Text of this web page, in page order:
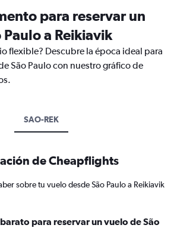
para reservar un
a Reikiavik
flexible? Descubre la época ideal para
São Paulo con nuestro gráfico de
SAO-REK
de Cheapflights
sobre tu vuelo desde São Paulo a Reikiavik
barato para reservar un vuelo de São